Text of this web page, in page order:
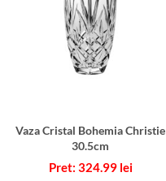
Vaza Cristal Bohemia Christie
30.5cm
324.99 lei